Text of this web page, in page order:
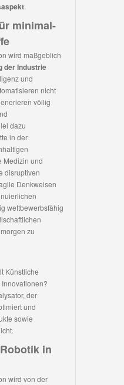
.
minimal-
wird maßgeblich
der Industrie
und
nicht
völlig
dazu
in der
Medizin und
disruptiven
Denkweisen
wettbewerbsfähig
zu
Künstliche
der
und
sowie
in
wird von der